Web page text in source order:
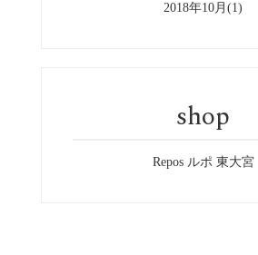
2018年10月(1)
shop
Repos ルポ 東大宮